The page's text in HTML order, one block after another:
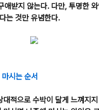
애받지 않는다. 다만, 투명한
는 것만 유념한다.
시는 순서
적으로 수박이 달게 느껴지